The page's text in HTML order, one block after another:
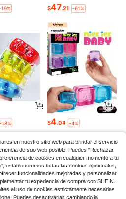
$47.21 -61%
-18% $4.04 -4%
en nuestro sitio web para brindar el servicio
de sitio web posible. Puedes "Rechazar
de cookies en cualquier momento a tu
estableceremos todas las cookies opcionales,
funcionalidades mejoradas y personalizar
tu experiencia de compra con SHEIN.
el uso de cookies estrictamente necesarias
Puedes desactivarlas cambiando la